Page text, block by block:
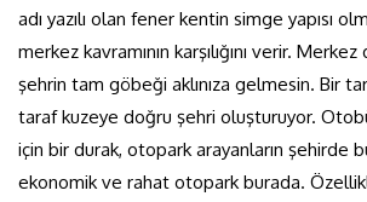
adı yazılı olan fener kentin simge yapısı
merkez kavramının karşılığını verir.
şehrin tam göbeği aklınıza gelmesin. Bir
taraf kuzeye doğru şehri oluşturuyor.
için bir durak, otopark arayanların şehirde
ekonomik ve rahat otopark burada.